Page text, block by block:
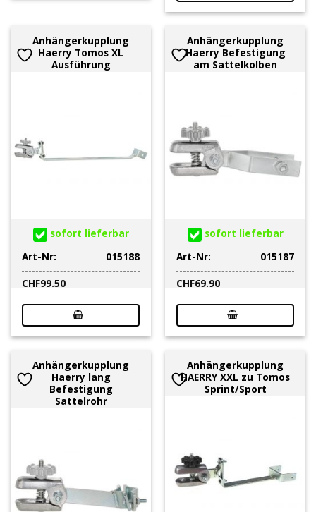
Anhängerkupplung
Haerry Tomos XL
Ausführung
sofort lieferbar
Art-Nr:
015188
CHF99.50
Anhängerkupplung
Haerry Befestigung
am Sattelkolben
sofort lieferbar
Art-Nr:
015187
CHF69.90
Anhängerkupplung
Haerry lang
Befestigung
Sattelrohr
Anhängerkupplung
HAERRY XXL zu Tomos
Sprint/Sport